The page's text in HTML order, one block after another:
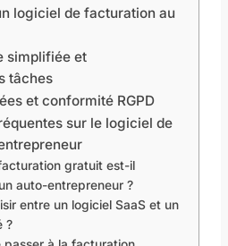
logiciel de facturation au
simplifiée et
tâches
et conformité RGPD
sur le logiciel de
gratuit est-il
auto-entrepreneur ?
entre un logiciel SaaS et un
?